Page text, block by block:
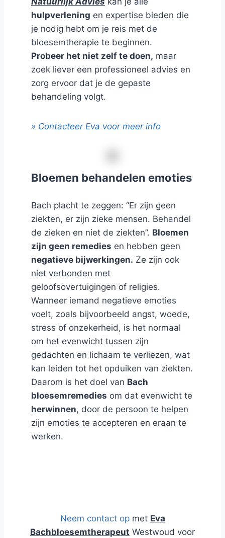
hulpverlening en expertise bieden die
je nodig hebt om je reis met de
bloesemtherapie te beginnen.
Probeer het niet zelf te doen, maar
zoek liever een professioneel advies en
zorg ervoor dat je de gepaste
behandeling volgt.
» Contacteer Eva voor meer info
Bloemen behandelen emoties
Bach placht te zeggen: “Er zijn geen
ziekten, er zijn zieke mensen. Behandel
de zieken en niet de ziekten”. Bloemen
zijn geen remedies en hebben geen
negatieve bijwerkingen. Ze zijn ook
niet verbonden met
geloofsovertuigingen of religies.
Wanneer iemand negatieve emoties
voelt, zoals bijvoorbeeld angst, woede,
stress of onzekerheid, is het normaal
om het evenwicht tussen zijn
gedachten en lichaam te verliezen, wat
kan leiden tot het opduiken van ziekten.
Daarom is het doel van Bach
bloesemremedies om dat evenwicht te
herwinnen, door de persoon te helpen
zijn emoties te accepteren en eraan te
werken.
Neem contact opmet Eva
Bachbloesemtherapeut Westwoud voor